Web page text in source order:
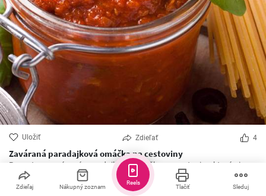
Uložiť Zdieľať 4
Zaváraná paradajková omáčka na cestoviny
Recept na zaváranú paradajkovú omáčku na cestoviny, ktorú si
môžete pripraviť do zásoby na celú zimu.
Zdieľaj Nákupný zoznam Tlačiť Sleduj
Reels